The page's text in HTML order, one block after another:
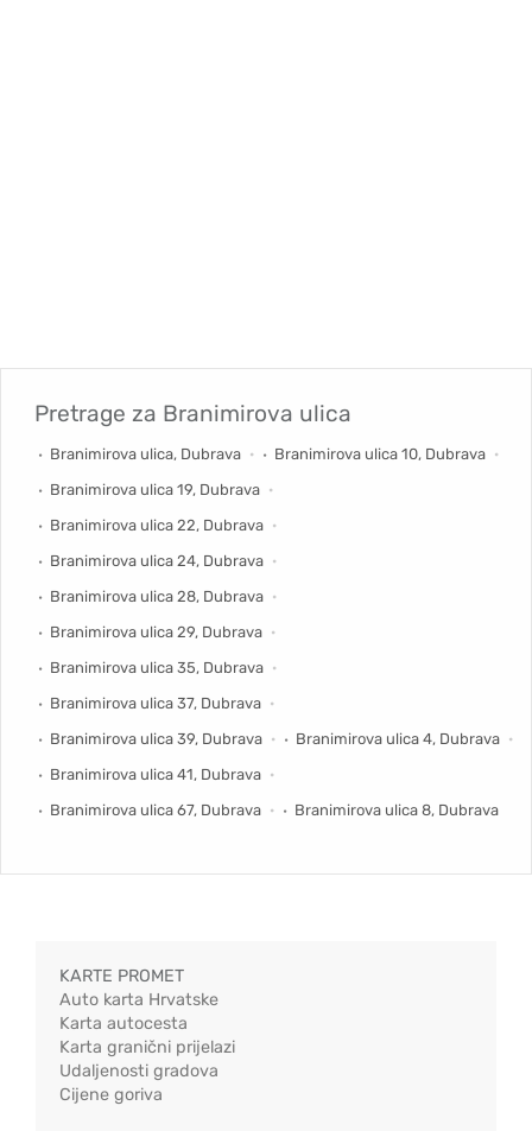
Pretrage za Branimirova ulica
Branimirova ulica, Dubrava
Branimirova ulica 10, Dubrava
Branimirova ulica 19, Dubrava
Branimirova ulica 22, Dubrava
Branimirova ulica 24, Dubrava
Branimirova ulica 28, Dubrava
Branimirova ulica 29, Dubrava
Branimirova ulica 35, Dubrava
Branimirova ulica 37, Dubrava
Branimirova ulica 39, Dubrava
Branimirova ulica 4, Dubrava
Branimirova ulica 41, Dubrava
Branimirova ulica 67, Dubrava
Branimirova ulica 8, Dubrava
KARTE PROMET
Auto karta Hrvatske
Karta autocesta
Karta granični prijelazi
Udaljenosti gradova
Cijene goriva